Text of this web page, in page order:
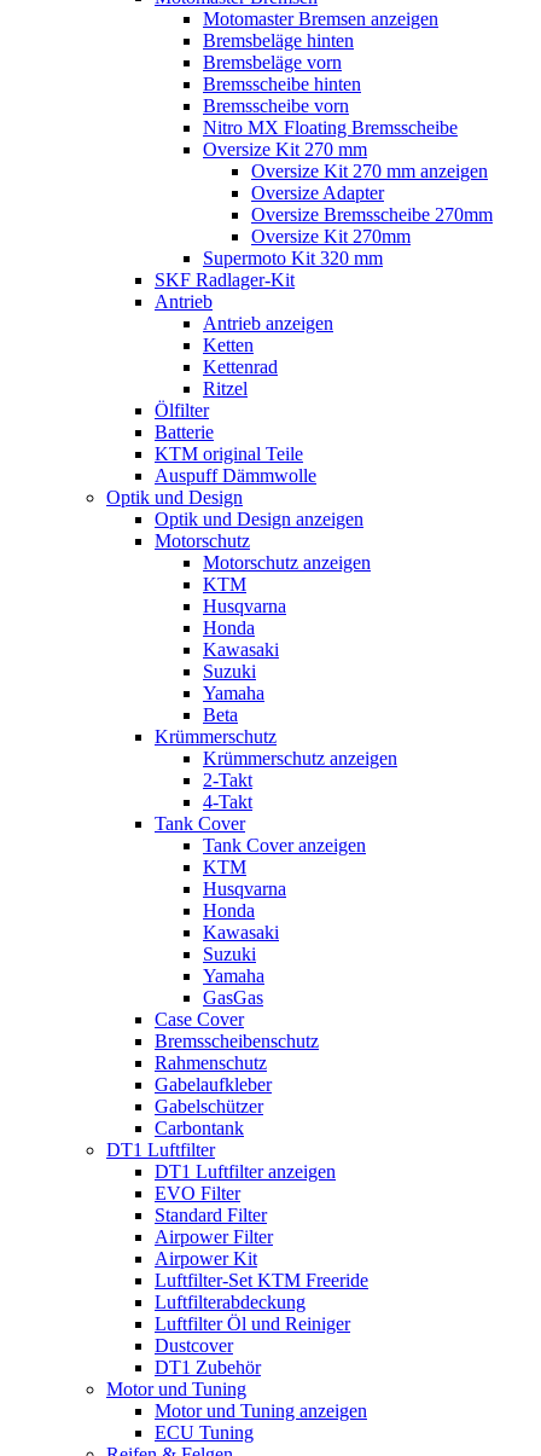
Motomaster Bremsen anzeigen
Bremsbeläge hinten
Bremsbeläge vorn
Bremsscheibe hinten
Bremsscheibe vorn
Nitro MX Floating Bremsscheibe
Oversize Kit 270 mm
Oversize Kit 270 mm anzeigen
Oversize Adapter
Oversize Bremsscheibe 270mm
Oversize Kit 270mm
Supermoto Kit 320 mm
SKF Radlager-Kit
Antrieb
Antrieb anzeigen
Ketten
Kettenrad
Ritzel
Ölfilter
Batterie
KTM original Teile
Auspuff Dämmwolle
Optik und Design
Optik und Design anzeigen
Motorschutz
Motorschutz anzeigen
KTM
Husqvarna
Honda
Kawasaki
Suzuki
Yamaha
Beta
Krümmerschutz
Krümmerschutz anzeigen
2-Takt
4-Takt
Tank Cover
Tank Cover anzeigen
KTM
Husqvarna
Honda
Kawasaki
Suzuki
Yamaha
GasGas
Case Cover
Bremsscheibenschutz
Rahmenschutz
Gabelaufkleber
Gabelschützer
Carbontank
DT1 Luftfilter
DT1 Luftfilter anzeigen
EVO Filter
Standard Filter
Airpower Filter
Airpower Kit
Luftfilter-Set KTM Freeride
Luftfilterabdeckung
Luftfilter Öl und Reiniger
Dustcover
DT1 Zubehör
Motor und Tuning
Motor und Tuning anzeigen
ECU Tuning